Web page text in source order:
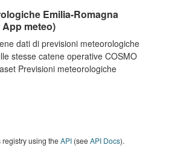
Emilia-Romagna
meteo)
dati di previsioni meteorologiche
stesse catene operative COSMO
Previsioni meteorologiche
registry using theAPI (seeAPI Docs).